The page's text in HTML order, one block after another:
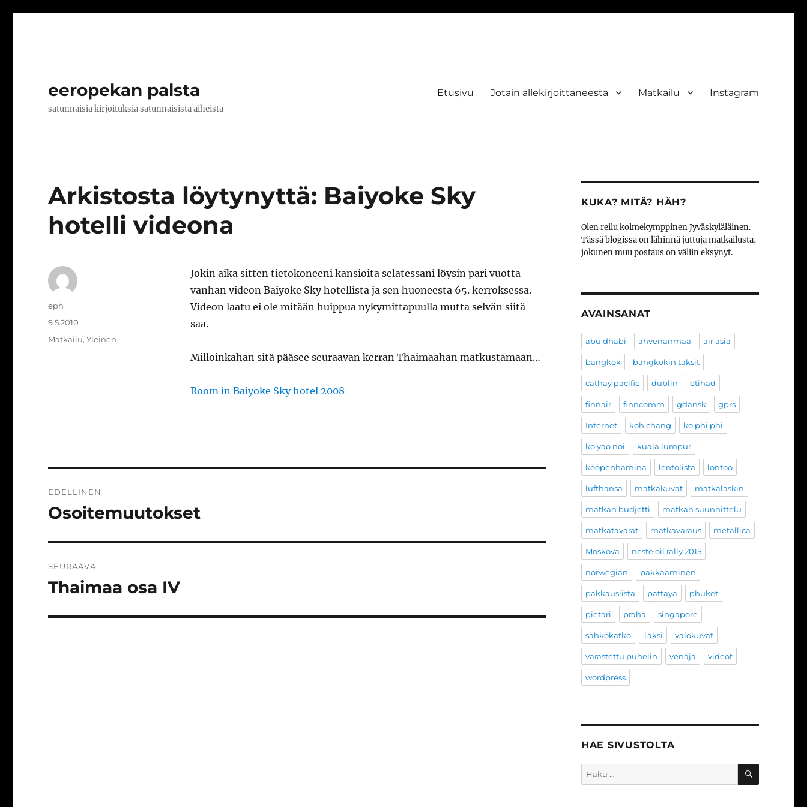
eeropekan palsta
satunnaisia kirjoituksia satunnaisista aiheista
Etusivu Jotain allekirjoittaneesta Matkailu Instagram
Arkistosta löytynyttä: Baiyoke Sky
hotelli videona
Jokin aika sitten tietokoneeni kansioita selatessani löysin pari vuotta
vanhan videon Baiyoke Sky hotellista ja sen huoneesta 65. kerroksessa.
Videon laatu ei ole mitään huippua nykymittapuulla mutta selvän siitä
saa.
Milloinkahan sitä pääsee seuraavan kerran Thaimaahan matkustamaan…
Room in Baiyoke Sky hotel 2008
Kirjoittaja
eph
Julkaistu
9.5.2010
Kategoriat
Matkailu,Yleinen
selaus
EDELLINEN
Edellinen
Osoitemuutokset
SEURAAVA
Seuraava
Thaimaa osa IV
KUKA? MITÄ? HÄH?
Olen reilu kolmekymppinen Jyväskyläläinen.
Tässä blogissa on lähinnä juttuja matkailusta,
jokunen muu postaus on väliin eksynyt.
AVAINSANAT
abu dhabi ahvenanmaa air asia
bangkok bangkokin taksit
cathay pacific dublin etihad
finnair finncomm gdansk gprs
Internet koh chang ko phi phi
ko yao noi kuala lumpur
kööpenhamina lentolista lontoo
lufthansa matkakuvat matkalaskin
matkan budjetti matkan suunnittelu
matkatavarat matkavaraus metallica
Moskova neste oil rally 2015
norwegian pakkaaminen
pakkauslista pattaya phuket
pietari praha singapore
sähkökatko Taksi valokuvat
varastettu puhelin venäjä videot
wordpress
HAE SIVUSTOLTA
Etsi: HAKU